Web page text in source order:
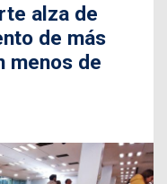
alza de
de más
menos de